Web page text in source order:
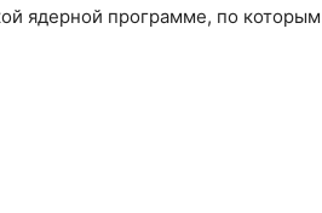
ядерной программе, по которым